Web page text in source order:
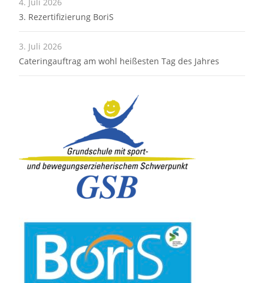
3. Rezertifizierung BoriS
3. Juli 2026
Cateringauftrag am wohl heißesten Tag des Jahres